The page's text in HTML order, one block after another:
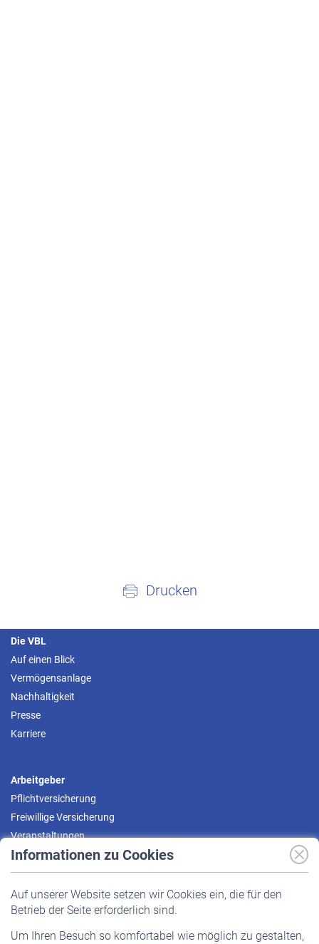
Informationen zu Cookies
Auf unserer Website setzen wir Cookies ein, die für den
Betrieb der Seite erforderlich sind.
Um Ihren Besuch so komfortabel wie möglich zu gestalten,
Drucken
Die VBL
Auf einen Blick
Vermögensanlage
Nachhaltigkeit
Presse
Karriere
Arbeitgeber
Pflichtversicherung
Freiwillige Versicherung
Veranstaltungen
Pflichtversicherung
Staatliche Förderung